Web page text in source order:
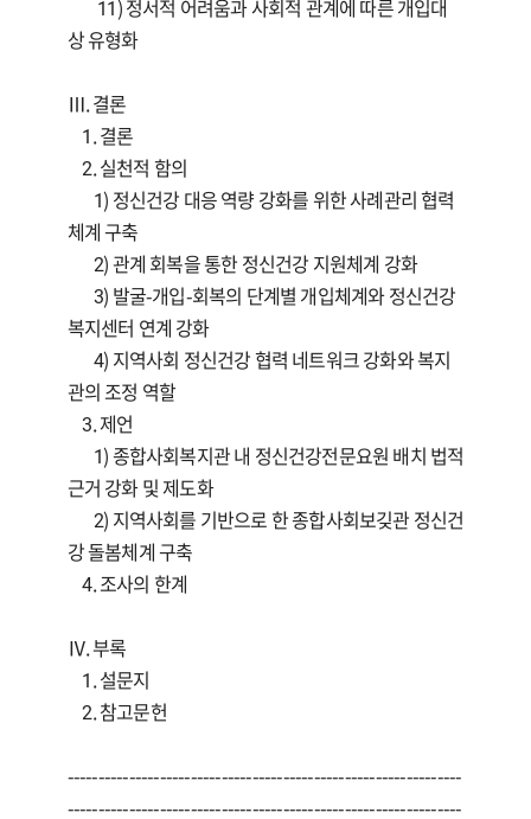
11) 정서적 어려움과 사회적 관계에 따른 개입대
상 유형화
Ⅲ. 결론
1. 결론
2. 실천적 함의
1) 정신건강 대응 역량 강화를 위한 사례관리 협력
체계 구축
2) 관계 회복을 통한 정신건강 지원체계 강화
3) 발굴-개입-회복의 단계별 개입체계와 정신건강
복지센터 연계 강화
4) 지역사회 정신건강 협력 네트워크 강화와 복지
관의 조정 역할
3. 제언
1) 종합사회복지관 내 정신건강전문요원 배치 법적
근거 강화 및 제도화
2) 지역사회를 기반으로 한 종합사회보깆관 정신건
강 돌봄체계 구축
4. 조사의 한계
Ⅳ. 부록
1. 설문지
2. 참고문헌
----------------------------------------------------------------
----------------------------------------------------------------